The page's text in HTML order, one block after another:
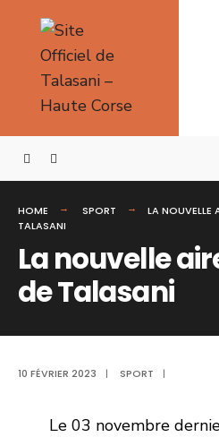
HOME SPORT
LA NOUVELLE
TALASANI
La nouvelle
de Talasani
10 FÉVRIER 2023 | SPORT |
Le 03 novembre